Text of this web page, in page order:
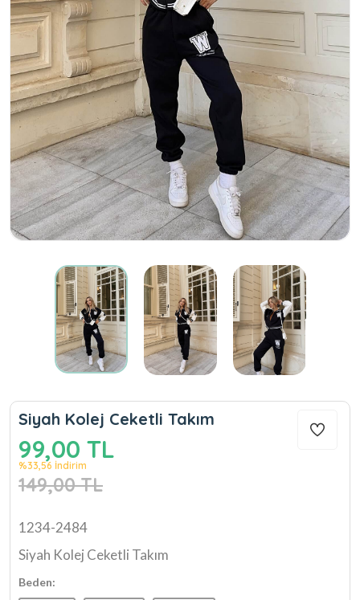
Siyah Kolej Ceketli Takım
99,00 TL
%33,56 İndirim
149,00 TL
1234-2484
Siyah Kolej Ceketli Takım
Beden: